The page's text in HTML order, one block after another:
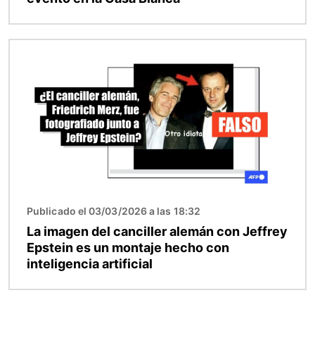
Publicado el 03/03/2026 a las 18:32
La imagen del canciller alemán con Jeffrey
Epstein es un montaje hecho con
inteligencia artificial